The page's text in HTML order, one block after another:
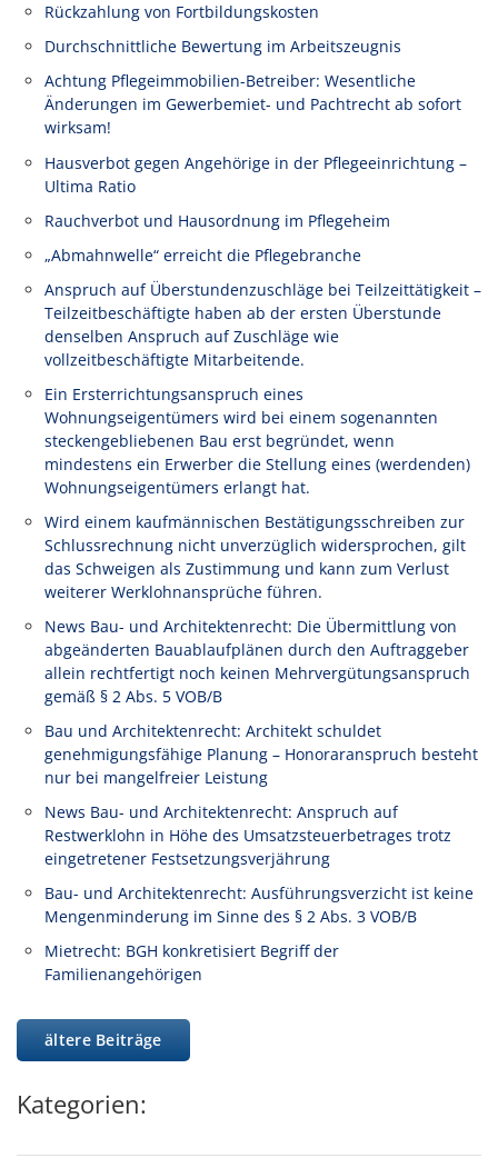
Rückzahlung von Fortbildungskosten
Durchschnittliche Bewertung im Arbeitszeugnis
Achtung Pflegeimmobilien-Betreiber: Wesentliche
Änderungen im Gewerbemiet- und Pachtrecht ab sofort
wirksam!
Hausverbot gegen Angehörige in der Pflegeeinrichtung –
Ultima Ratio
Rauchverbot und Hausordnung im Pflegeheim
„Abmahnwelle“ erreicht die Pflegebranche
Anspruch auf Überstundenzuschläge bei Teilzeittätigkeit –
Teilzeitbeschäftigte haben ab der ersten Überstunde
denselben Anspruch auf Zuschläge wie
vollzeitbeschäftigte Mitarbeitende.
Ein Ersterrichtungsanspruch eines
Wohnungseigentümers wird bei einem sogenannten
steckengebliebenen Bau erst begründet, wenn
mindestens ein Erwerber die Stellung eines (werdenden)
Wohnungseigentümers erlangt hat.
Wird einem kaufmännischen Bestätigungsschreiben zur
Schlussrechnung nicht unverzüglich widersprochen, gilt
das Schweigen als Zustimmung und kann zum Verlust
weiterer Werklohnansprüche führen.
News Bau- und Architektenrecht: Die Übermittlung von
abgeänderten Bauablaufplänen durch den Auftraggeber
allein rechtfertigt noch keinen Mehrvergütungsanspruch
gemäß § 2 Abs. 5 VOB/B
Bau und Architektenrecht: Architekt schuldet
genehmigungsfähige Planung – Honoraranspruch besteht
nur bei mangelfreier Leistung
News Bau- und Architektenrecht: Anspruch auf
Restwerklohn in Höhe des Umsatzsteuerbetrages trotz
eingetretener Festsetzungsverjährung
Bau- und Architektenrecht: Ausführungsverzicht ist keine
Mengenminderung im Sinne des § 2 Abs. 3 VOB/B
Mietrecht: BGH konkretisiert Begriff der
Familienangehörigen
ältere Beiträge
Kategorien: